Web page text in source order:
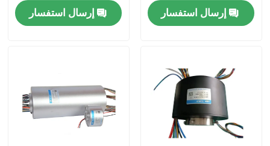
حلقة الانزلاق عالية السرعة
حلقات زلة الإشارة
من خلال حلقة الانزلاق ثقب
IP51 ~ IP68إرسال استفسار إرسال استفسار